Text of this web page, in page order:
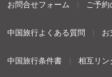
お問合せフォーム ご予約
中国旅行よくある質問 お
中国旅行条件書 相互リン